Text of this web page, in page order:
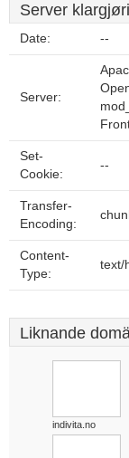
Server
Date: --
Server:
Set-
Cookie:
--
Transfer-
Encoding:
Content-
Type:
text/
Liknande
indivita.no